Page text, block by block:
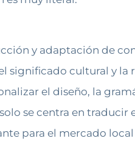
y adaptación de
significado cultural y la
el diseño, la
se centra en
para el mercado